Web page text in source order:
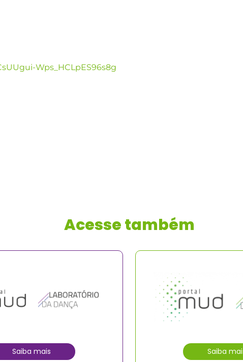
Wps_HCLpES96s8g
Acesse também
Saiba mais Saiba